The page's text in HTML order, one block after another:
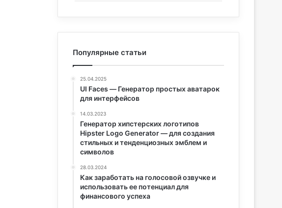
Популярные статьи
25.04.2025
UI Faces — Генератор простых аватарок
для интерфейсов
14.03.2023
Генератор хипстерских логотипов
Hipster Logo Generator — для создания
стильных и тенденциозных эмблем и
символов
28.03.2024
Как заработать на голосовой озвучке и
использовать ее потенциал для
финансового успеха